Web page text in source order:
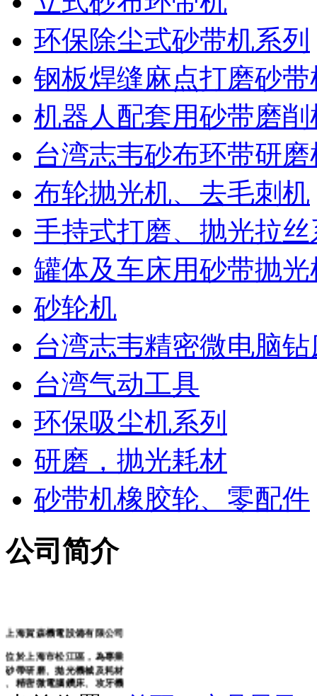
台式砂布环带机
立式砂布环带机
环保除尘式砂带机系列
钢板焊缝麻点打磨砂带
机器人配套用砂带磨削
台湾志韦砂布环带研磨
布轮抛光机、去毛刺机
手持式打磨、抛光拉丝
罐体及车床用砂带抛光
砂轮机
台湾志韦精密微电脑钻
台湾气动工具
研磨，抛光耗材
砂带机橡胶轮、零配件